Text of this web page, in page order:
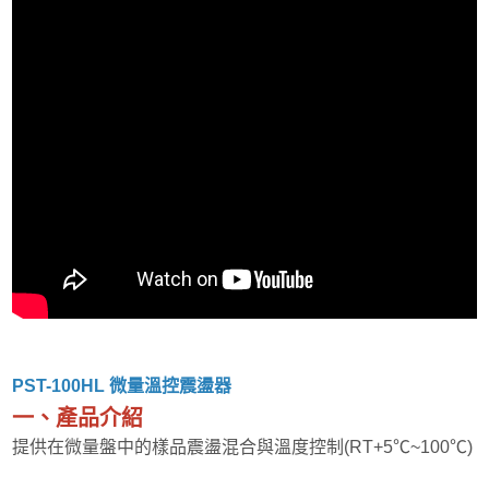
PST-100HL 微量溫控震盪器
一、產品介紹
提供在微量盤中的樣品震盪混合與溫度控制(RT+5℃~100℃)